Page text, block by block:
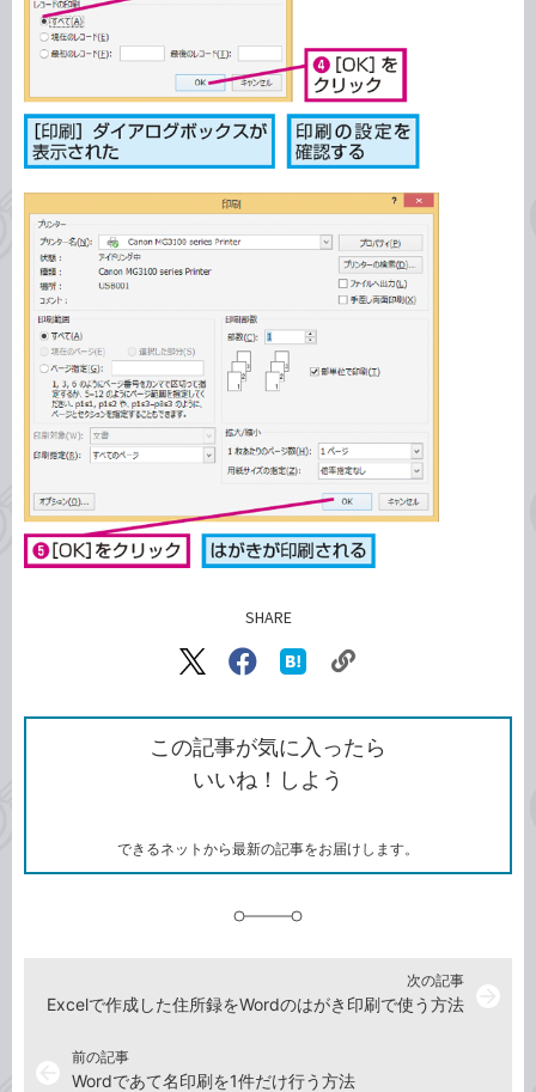
SHARE
X（旧
で
シ
ェ
ア
Facebook
シ
ェ
ア
な
ッ
ク
ク
ク
を
コ
この記事が気に入ったら
いいね！しよう
できるネットから最新の記事をお届けします。
前の記事
Wordであて名印刷を1件だけ行う方法
次の記事
Excelで作成した住所録をWordのはがき印刷で使う方法